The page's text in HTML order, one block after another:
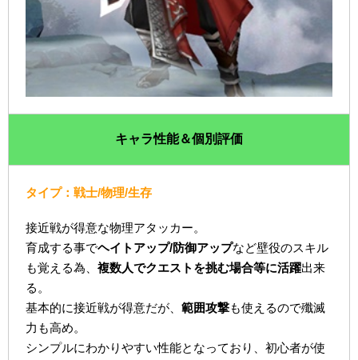
キャラ性能＆個別評価
タイプ：戦士/物理/生存
接近戦が得意な物理アタッカー。
育成する事でヘイトアップ/防御アップなど壁役のスキル
も覚える為、複数人でクエストを挑む場合等に活躍出来
る。
基本的に接近戦が得意だが、範囲攻撃も使えるので殲滅
力も高め。
シンプルにわかりやすい性能となっており、初心者が使